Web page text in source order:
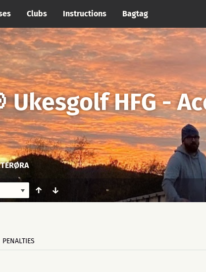
Clubs Instructions Bagtag
Ukesgolf HFG -
↑ ↓
PENALTIES